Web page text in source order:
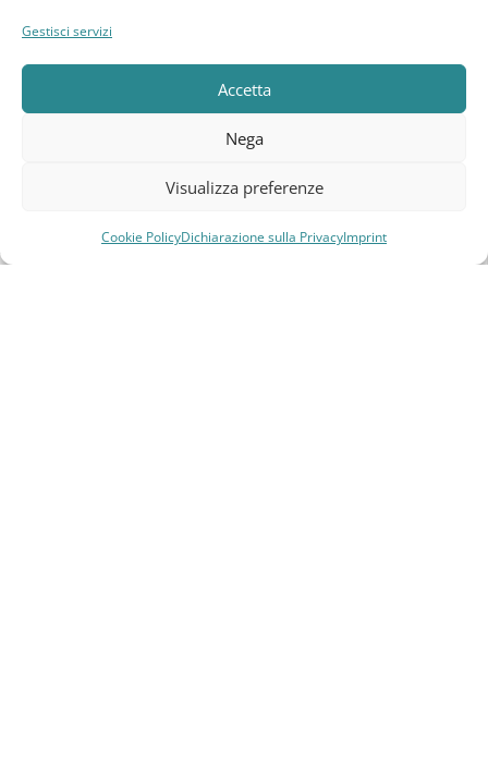
Gestisci servizi
Accetta
Nega
Visualizza preferenze
Cookie PolicyDichiarazione sulla PrivacyImprint
Dichiarazione sulla Privacy
Imprint
Termini e Condizioni
Pagine Dedicate
Lista dei desideri
CarrelloMenu